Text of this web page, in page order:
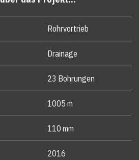
Rohrvortrieb
Drainage
23 Bohrungen
1005 m
110 mm
2016